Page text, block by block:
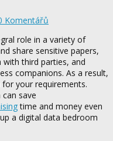
Komentářů
role in a variety of
share sensitive papers,
third parties, and
companions. As a result,
your requirements.
save
time and money even
a digital data bedroom